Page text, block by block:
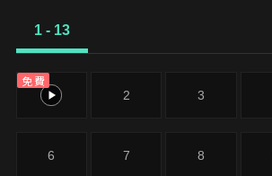
則在KUNIEDA的殘忍個性中陷入苦戰…
1 - 13
免費
1 2 3
6 7 8